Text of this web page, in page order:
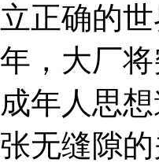
立正确的
年，大厂
成年人思
张无缝隙